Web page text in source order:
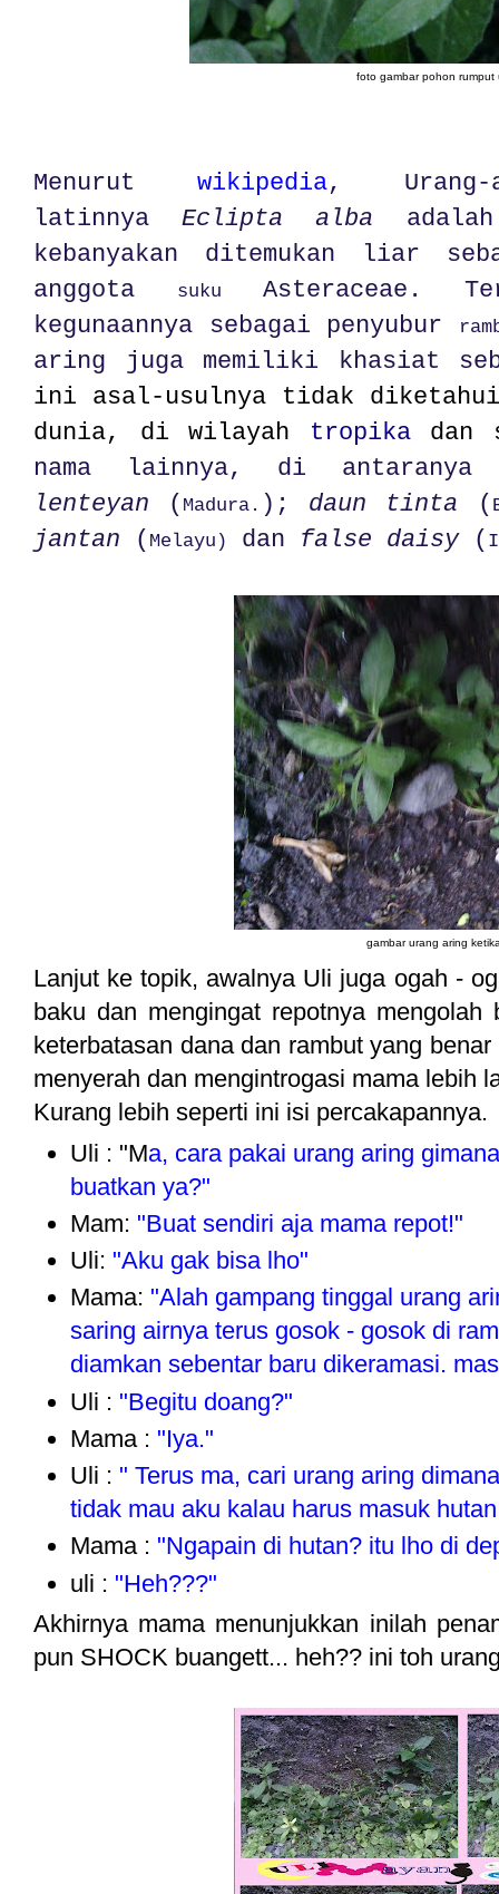
foto gambar pohon rumput
Menurut wikipedia, Urang-
latinnyaEclipta alba
kebanyakan ditemukan liar
anggota
suku
Asteraceae.
kegunaannya sebagai penyubur
aring juga memiliki khasiat
ini asal-usulnya tidak
dunia, di wilayah tropikadan
nama lainnya, di
lenteyan ( Madura. ); daun tinta (
jantan ( Melayu) dan false daisy(
gambar urang aring
Lanjut ke topik, awalnya Uli juga ogah -
baku dan mengingat repotnya
keterbatasan dana dan rambut yang
menyerah dan mengintrogasi mama lebih
Kurang lebih seperti ini isi percakapannya.
Uli : "Ma, cara pakai urang aring
buatkan ya?"
Mam: "Buat sendiri aja mama repot!"
Uli: "Aku gak bisa lho"
Mama: "Alah gampang tinggal urang
saring airnya terus gosok - gosok di
diamkan sebentar baru dikeramasi.
Uli : "Begitu doang?"
Mama : "Iya."
Uli : " Terus ma, cari urang aring
tidak mau aku kalau harus masuk
Mama : "Ngapain di hutan? itu lho di
uli : "Heh???"
Akhirnya mama menunjukkan inilah
pun SHOCK buangett... heh?? ini toh